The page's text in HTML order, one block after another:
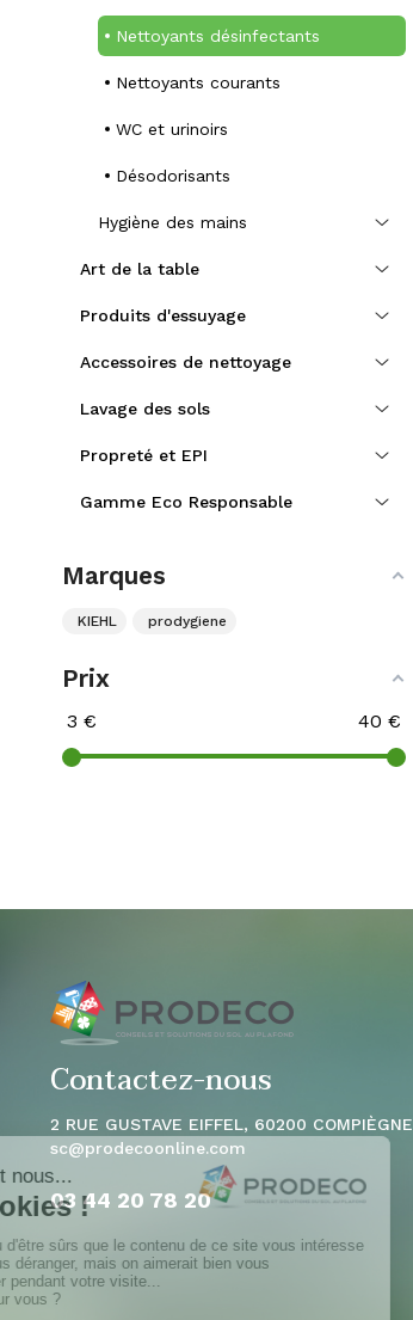
Nettoyants désinfectants
Nettoyants courants
WC et urinoirs
Désodorisants
Hygiène des mains
Art de la table
Produits d'essuyage
Accessoires de nettoyage
Lavage des sols
Propreté et EPI
Gamme Eco Responsable
Marques
KIEHL prodygiene
Prix
3 € 40 €
Contactez-nous
2 RUE GUSTAVE EIFFEL, 60200 COMPIÈGNE
sc@prodecoonline.com
03 44 20 78 20